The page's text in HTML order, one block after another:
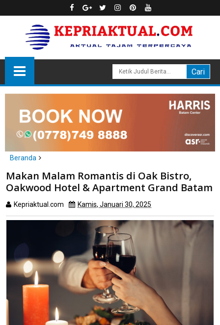
Beranda
Batam
Makan Malam Romantis di Oak Bistro, Oakwood Hotel &
Makan Malam Romantis di Oak Bistro,
Oakwood Hotel & Apartment Grand Batam
Kepriaktual.com Kamis, Januari 30, 2025